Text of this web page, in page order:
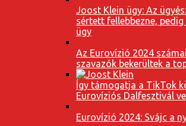
Joost Klein ügy: Az
sértett fellebbezne,
ügy
Az Eurovízió 2024
szavazók bekerültek a
Így támogatja a TikTok
Eurovíziós Dalfesztivál
Eurovízió 2024: Svájc a